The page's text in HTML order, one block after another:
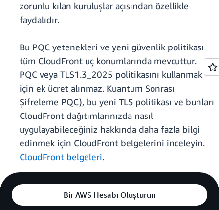
zorunlu kılan kuruluşlar açısından özellikle
faydalıdır.
Bu PQC yetenekleri ve yeni güvenlik politikası
tüm CloudFront uç konumlarında mevcuttur.
PQC veya TLS1.3_2025 politikasını kullanmak
için ek ücret alınmaz. Kuantum Sonrası
Şifreleme PQC), bu yeni TLS politikası ve bunları
CloudFront dağıtımlarınızda nasıl
uygulayabileceğiniz hakkında daha fazla bilgi
edinmek için CloudFront belgelerini inceleyin.
CloudFront belgeleri.
Bir AWS Hesabı Oluşturun